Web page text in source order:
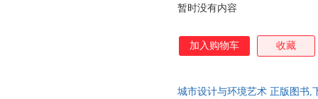
暂时没有内容
加入购物车 收藏
城市设计与环境艺术 正版图书,